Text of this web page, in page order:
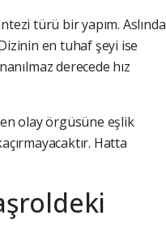
türü bir yapım. Aslında
en tuhaf şeyi ise
derecede hız
olay örgüsüne eşlik
Hatta